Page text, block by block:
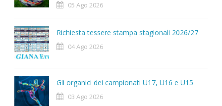
05 Ago 2026
Richiesta tessere stampa stagionali 2026/27
04 Ago 2026
Gli organici dei campionati U17, U16 e U15
03 Ago 2026